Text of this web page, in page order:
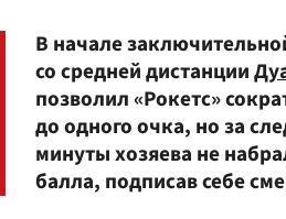
В начале
со средней дистанции
позволил «Рокетс»
до одного очка, но за
минуты хозяева не
балла, подписав себе